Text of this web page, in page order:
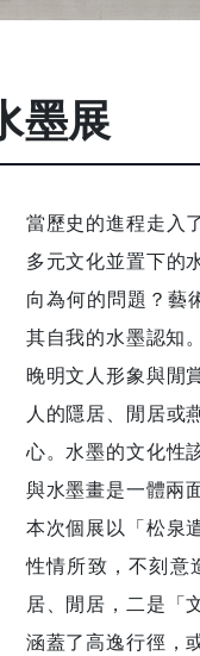
墨展
當歷史的進程走入
多元文化並置下的
向為何的問題？藝
其自我的水墨認知。
晚明文人形象與閒
人的隱居、閒居或
心。水墨的文化性
與水墨畫是一體兩
本次個展以「松泉
性情所致，不刻意
居、閒居，二是「
涵蓋了高逸行徑，